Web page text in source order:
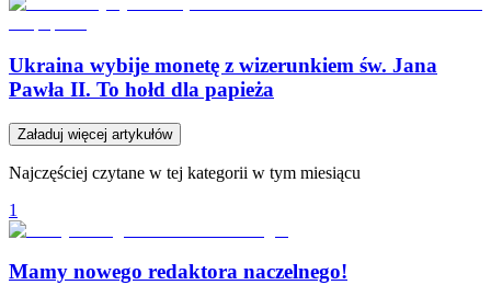
Ukraina wybije monetę z wizerunkiem św. Jana
Pawła II. To hołd dla papieża
Załaduj więcej artykułów
Najczęściej czytane w tej kategorii w tym miesiącu
1
Mamy nowego redaktora naczelnego!